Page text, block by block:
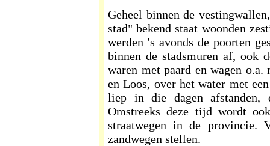
Geheel binnen de
stad" bekend staat woonden
werden 's avonds de poorten
binnen de stadsmuren af, ook
waren met paard en wagen
en Loos, over het water met
liep in die dagen afstanden,
Omstreeks deze tijd wordt
straatwegen in de provincie.
zandwegen stellen.